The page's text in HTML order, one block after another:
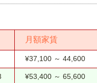
月額家賃
¥37,100 ～ 44,600
¥53,400 ～ 65,600